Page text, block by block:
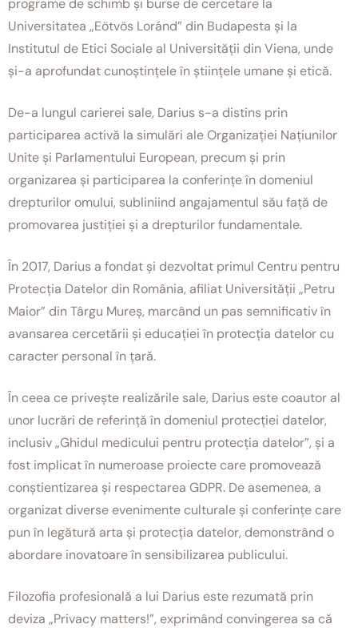
programe de schimb și burse de cercetare la
Universitatea „Eötvös Loránd” din Budapesta și la
Institutul de Etici Sociale al Universității din Viena, unde
și-a aprofundat cunoștințele în științele umane și etică.
De-a lungul carierei sale, Darius s-a distins prin
participarea activă la simulări ale Organizației Națiunilor
Unite și Parlamentului European, precum și prin
organizarea și participarea la conferințe în domeniul
drepturilor omului, subliniind angajamentul său față de
promovarea justiției și a drepturilor fundamentale.
În 2017, Darius a fondat și dezvoltat primul Centru pentru
Protecția Datelor din România, afiliat Universității „Petru
Maior” din Târgu Mureș, marcând un pas semnificativ în
avansarea cercetării și educației în protecția datelor cu
caracter personal în țară.
În ceea ce privește realizările sale, Darius este coautor al
unor lucrări de referință în domeniul protecției datelor,
inclusiv „Ghidul medicului pentru protecția datelor”, și a
fost implicat în numeroase proiecte care promovează
conștientizarea și respectarea GDPR. De asemenea, a
organizat diverse evenimente culturale și conferințe care
pun în legătură arta și protecția datelor, demonstrând o
abordare inovatoare în sensibilizarea publicului.
Filozofia profesională a lui Darius este rezumată prin
deviza „Privacy matters!”, exprimând convingerea sa că